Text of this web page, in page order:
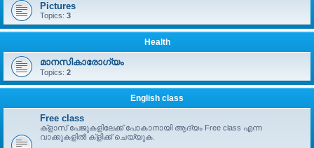
Pictures
Topics: 3
Health
മാനസികാരോഗ്യം
Topics: 2
English class
Free class
ക്ളാസ് പേജുകളിലേക്ക് പോകാനായി ആദ്യം Free class എന്ന
വാക്കുകളിൽ ക്ളിക്ക് ചെയ്യുക.